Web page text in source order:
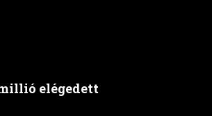
elégedett